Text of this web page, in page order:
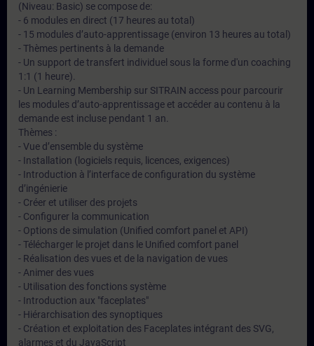
(Niveau: Basic) se compose de:
- 6 modules en direct (17 heures au total)
- 15 modules d’auto-apprentissage (environ 13 heures au total)
- Thèmes pertinents à la demande
- Un support de transfert individuel sous la forme d'un coaching
1:1 (1 heure).
- Un Learning Membership sur SITRAIN access pour parcourir
les modules d’auto-apprentissage et accéder au contenu à la
demande est incluse pendant 1 an.
Thèmes :
- Vue d’ensemble du système
- Installation (logiciels requis, licences, exigences)
- Introduction à l’interface de configuration du système
d’ingénierie
- Créer et utiliser des projets
- Configurer la communication
- Options de simulation (Unified comfort panel et API)
- Télécharger le projet dans le Unified comfort panel
- Réalisation des vues et de la navigation de vues
- Animer des vues
- Utilisation des fonctions système
- Introduction aux "faceplates"
- Hiérarchisation des synoptiques
- Création et exploitation des Faceplates intégrant des SVG,
alarmes et du JavaScript